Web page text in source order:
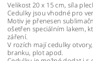
Velikost 20 x 15 cm, síla
Cedulky jsou vhodné pro
Motiv je přenesen
ošetřen speciálním lakem,
záření.
V rozích mají cedulky
branku, plot apod.